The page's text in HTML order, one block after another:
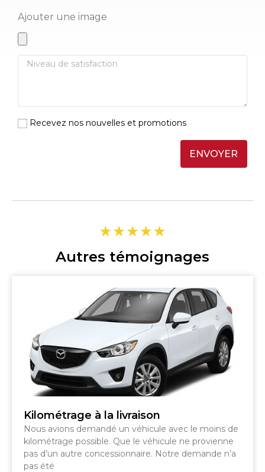
Ajouter une image
Recevez nos nouvelles et promotions
ENVOYER
Autres témoignages
Kilométrage à la livraison
Nous avions demandé un véhicule avec le moins de
kilométrage possible. Que le véhicule ne provienne
pas d’un autre concessionnaire. Notre demande n’a
pas été